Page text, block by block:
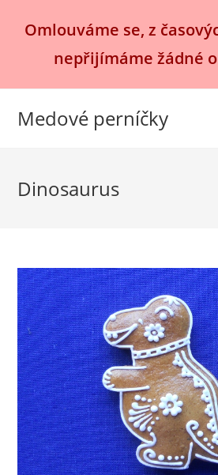
Omlouváme se, z
nepřijímáme žádné
Medové perníčky
Dinosaurus